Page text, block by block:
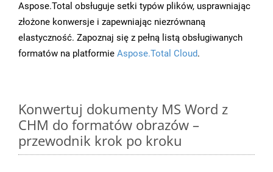
Aspose.Total obsługuje setki typów plików, usprawniając
złożone konwersje i zapewniając niezrównaną
elastyczność. Zapoznaj się z pełną listą obsługiwanych
formatów na platformie Aspose.Total Cloud.
Konwertuj dokumenty MS Word z
CHM do formatów obrazów –
przewodnik krok po kroku